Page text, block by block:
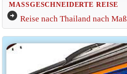
MASSGESCHNEIDERTE REISE
arrow_circle_right Reise nach Thailand nach Maß